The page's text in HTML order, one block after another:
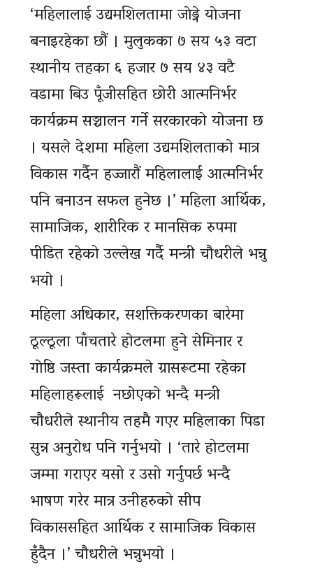
‘महिलालाई उद्यमशिलतामा जाेड्ने याेजना
बनाइरहेका छाैं । मुलुकका ७ सय ५३ वटा
स्थानीय तहका ६ हजार ७ सय ४३ वटै
वडामा बिउ पूँजीसहित छोरी आत्मनिर्भर
कार्यक्रम सञ्चालन गर्ने सरकारको योजना छ
। यसले देशमा महिला उद्यमशिलताकाे मात्र
विकास गर्दैन हज्जाराैं महिलालाई आत्मनिर्भर
पनि बनाउन सफल हुनेछ ।’ महिला आर्थिक,
सामाजिक, शारीरिक र मानसिक रुपमा
पीडित रहेको उल्लेख गर्दै मन्त्री चौधरीले भन्नु
भयाे ।
महिला अधिकार, सशक्तिकरणका बारेमा
ठूल्ठूला पाँचतारे हाेटलमा हुने सेमिनार र
गाेष्ठि जस्ता कार्यक्रमले ग्रासरूटमा रहेका
महिलाहरूलाई नछाेएकाे भन्दै मन्त्री
चाैधरीले स्थानीय तहमै गएर महिलाका पिडा
सुन्न अनुराेध पनि गर्नुभयाे । ‘तारे होटलमा
जम्मा गराएर यसो र उसो गर्नुपर्छ भन्दै
भाषण गरेर मात्र उनीहरुको सीप
विकाससहित आर्थिक र सामाजिक विकास
हुँदैन ।’ चाैधरीले भन्नुभयाे ।